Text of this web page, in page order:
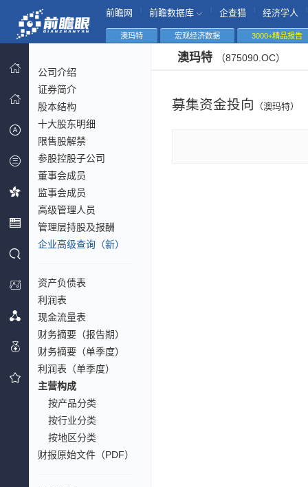
前瞻网 前瞻数据库 企查猫 经济学人
澳玛特 宏观经济数据 3000+精品报告
公司介绍
证券简介
股本结构
十大股东明细
限售股解禁
参股控股子公司
董事会成员
监事会成员
高级管理人员
管理层持股及报酬
企业高级查询（新）
资产负债表
利润表
现金流量表
财务摘要（报告期）
财务摘要（单季度）
利润表（单季度）
主营构成
按产品分类
按行业分类
按地区分类
财报原始文件（PDF）
澳玛特 （875090.OC）
募集资金投向 （澳玛特）